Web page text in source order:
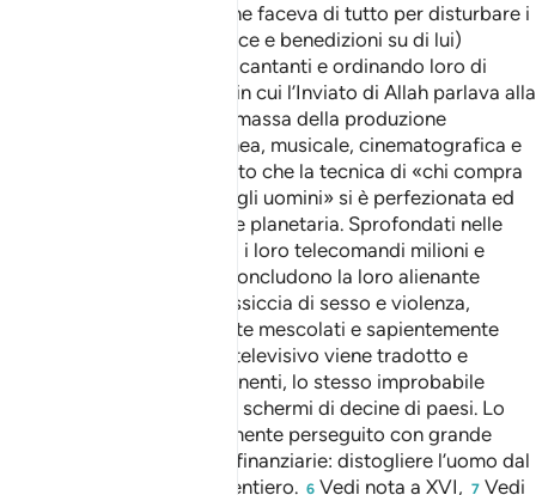
ad un coreiscita pagano che faceva di tutto per disturbare i
sermoni di Muhammad (pace e benedizioni su di lui)
ingaggiando cantastorie e cantanti e ordinando loro di
esibirsi nello stesso luogo in cui l’Inviato di Allah parlava alla
gente. Se consideriamo la massa della produzione
spettacolare contemporanea, musicale, cinematografica e
televisiva, ci rendiamo conto che la tecnica di «chi compra
storie ridicole per traviare gli uomini» si è perfezionata ed
ha raggiunto una diffusione planetaria. Sprofondati nelle
loro poltrone, impugnando i loro telecomandi milioni e
milioni di uomini e donne concludono la loro alienante
giornata con una dose massiccia di sesso e violenza,
volgarità e vanità, abilmente mescolati e sapientemente
propinati. Lo stesso serial televisivo viene tradotto e
distribuito nei cinque continenti, lo stesso improbabile
poliziotto imperversa sugli schermi di decine di paesi. Lo
scopo è unico, scientificamente perseguito con grande
utilizzo di risorse umane e finanziarie: distogliere l’uomo dal
Ricordo di Dio e dal Suo sentiero. 6 Vedi nota a XVI, 7 Vedi